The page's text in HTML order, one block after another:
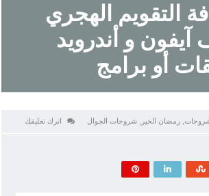
التقويم الهجري
آيفون و أندرويد
أو برامج
,رمضان الخير ,شروحات الجوال اترك تعليقك